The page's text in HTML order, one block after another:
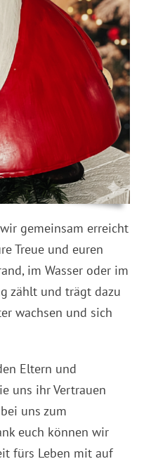
gemeinsam erreicht
Treue und euren
im Wasser oder im
zählt und trägt dazu
wachsen und sich
Eltern und
uns ihr Vertrauen
uns zum
euch können wir
fürs Leben mit auf